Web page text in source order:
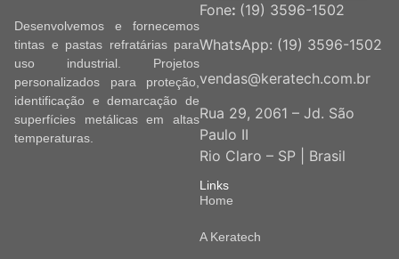
Desenvolvemos e fornecemos
tintas e pastas refratárias para
uso industrial. Projetos
personalizados para proteção,
identificação e demarcação de
superfícies metálicas em altas
temperaturas.
Fone: (19) 3596-1502
WhatsApp: (19) 3596-1502
vendas@keratech.com.br
Rua 29, 2061 – Jd. São
Paulo II
Rio Claro – SP | Brasil
Links
Home
A Keratech